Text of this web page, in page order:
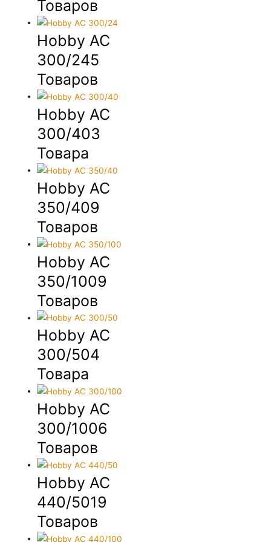
Товаров
Hobby AC
300/245
Товаров
Hobby AC
300/403
Товара
Hobby AC
350/409
Товаров
Hobby AC
350/1009
Товаров
Hobby AC
300/504
Товара
Hobby AC
300/1006
Товаров
Hobby AC
440/5019
Товаров